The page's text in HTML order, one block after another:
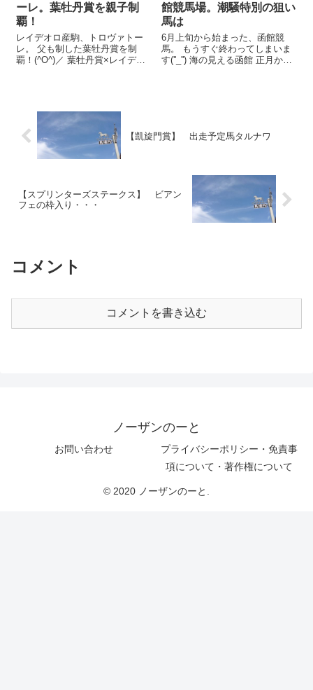
ーレ。葉牡丹賞を親子制
覇！
レイデオロ産駒、トロヴァトー
レ。 父も制した葉牡丹賞を制
覇！(^O^)／ 葉牡丹賞×レイデオ
新馬戦をスケールの大きな...
館競馬場。潮騒特別の狙い
馬は
6月上旬から始まった、函館競
馬。 もうすぐ終わってしまいま
す(''_'') 海の見える函館 正月から
【凱旋門賞】 出走予定馬タルナワ
【スプリンターズステークス】 ビアン
フェの枠入り・・・
コメント
コメントを書き込む
ノーザンのーと
お問い合わせ
プライバシーポリシー・免責事
項について・著作権について
© 2020 ノーザンのーと.